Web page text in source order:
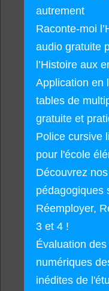
autrement
Raconte-moi
audio gratuite
l’Histoire aux
Application en
tables de
gratuite et
Police cursive
pour l'école
Découvrez
pédagogiques
Réemployer,
3 et 4 !
Évaluation
numériques
inédites de